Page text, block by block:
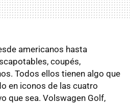
americanos hasta
coupés,
Todos ellos tienen algo que
en iconos de las cuatro
que sea. Volswagen Golf,